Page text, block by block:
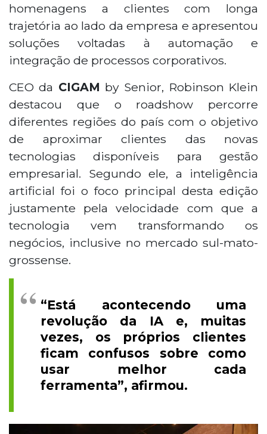
homenagens a clientes com longa
trajetória ao lado da empresa e apresentou
soluções voltadas à automação e
integração de processos corporativos.
CEO da CIGAM by Senior, Robinson Klein
destacou que o roadshow percorre
diferentes regiões do país com o objetivo
de aproximar clientes das novas
tecnologias disponíveis para gestão
empresarial. Segundo ele, a inteligência
artificial foi o foco principal desta edição
justamente pela velocidade com que a
tecnologia vem transformando os
negócios, inclusive no mercado sul-mato-
grossense.
“Está acontecendo uma
revolução da IA e, muitas
vezes, os próprios clientes
ficam confusos sobre como
usar melhor cada
ferramenta”, afirmou.